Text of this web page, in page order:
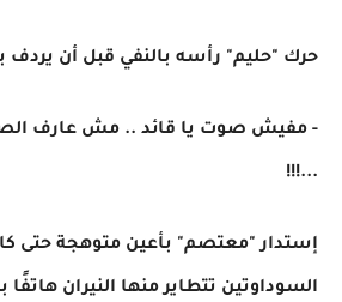
حرك "حليم" رأسه بالنفي قبل أن
- مفيش صوت يا قائد .. مش عارف
...!!!
إستدار "معتصم" بأعين متوهجة حتى
السوداوتين تتطاير منها النيران هاتفًا